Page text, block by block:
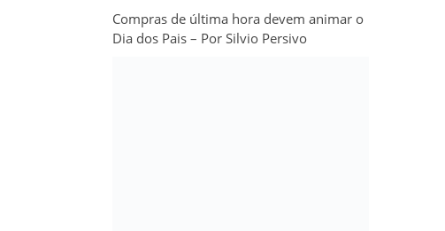
Compras de última hora devem animar o
Dia dos Pais – Por Silvio Persivo